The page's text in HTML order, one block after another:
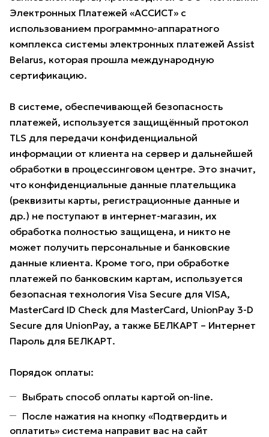
Электронных Платежей «АССИСТ» с
использованием программно-аппаратного
комплекса системы электронных платежей Assist
Belarus, которая прошла международную
сертификацию.
В системе, обеспечивающей безопасность
платежей, используется защищённый протокол
TLS для передачи конфиденциальной
информации от клиента на сервер и дальнейшей
обработки в процессинговом центре. Это значит,
что конфиденциальные данные плательщика
(реквизиты карты, регистрационные данные и
др.) не поступают в интернет-магазин, их
обработка полностью защищена, и никто не
может получить персональные и банковские
данные клиента. Кроме того, при обработке
платежей по банковским картам, используется
безопасная технология Visa Secure для VISA,
MasterCard ID Check для MasterCard, UnionPay 3-D
Secure для UnionPay, а также БЕЛКАРТ – Интернет
Пароль для БЕЛКАРТ.
Порядок оплаты:
Выбрать способ оплаты картой on-line.
После нажатия на кнопку «Подтвердить и
оплатить» система направит вас на сайт